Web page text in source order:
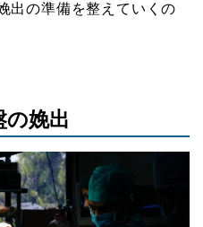
出の準備を整えていくの
の娩出